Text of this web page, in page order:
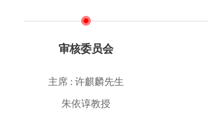
审核委员会
主席 : 许麒麟先生
朱依谆教授